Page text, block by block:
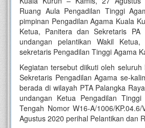
Ruang Aula Pengadilan Tinggi
pimpinan Pengadilan Agama Kuala
Ketua, Panitera dan Sekretaris
undangan pelantikan Wakil
sekretaris Pengadilan Tinggi Agama
Kegiatan tersebut diikuti oleh
Sekretaris Pengadilan Agama se-
berada di wilayah PTA Palangka
undangan Ketua Pengadilan Tinggi
Tengah Nomor W16-A/1006/
Agustus 2020 perihal Pelantikan dan